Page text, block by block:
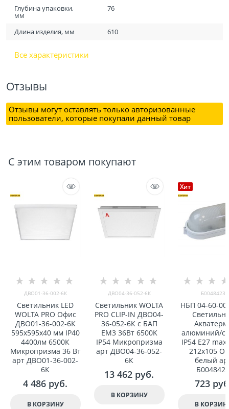
Глубина упаковки,
мм
76
Длина изделия, мм 610
Все характеристики
Отзывы
Отзывы могут оставлять только авторизованные
пользователи, которые покупали данный товар
С этим товаром покупают
ДВО01-36-002-6К
Светильник LED
WOLTA PRO Офис
ДВО01-36-002-6К
595x595x40 мм IP40
4400лм 6500К
Микропризма 36 Вт
арт ДВО01-36-002-
6К
4 486 руб.
В КОРЗИНУ
ДВО04-36-052-6К
Светильник WOLTA
PRO CLIP-IN ДВО04-
36-052-6К с БАП
EM3 36Вт 6500K
IP54 Микропризма
арт ДВО04-36-052-
6К
13 462 руб.
В КОРЗИНУ
Хит
Б0048423
НБП 04-60-
алюминий/
IP54 E27 max
212x105
белый
723
В